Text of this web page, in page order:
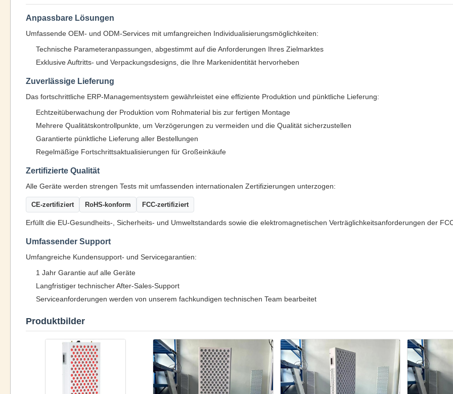
Anpassbare Lösungen
Umfassende OEM- und ODM-Services mit umfangreichen Individualisierungsmöglichkeiten:
Technische Parameteranpassungen, abgestimmt auf die Anforderungen Ihres Zielmarktes
Exklusive Auftritts- und Verpackungsdesigns, die Ihre Markenidentität hervorheben
Zuverlässige Lieferung
Das fortschrittliche ERP-Managementsystem gewährleistet eine effiziente Produktion und pünktliche Lieferung:
Echtzeitüberwachung der Produktion vom Rohmaterial bis zur fertigen Montage
Mehrere Qualitätskontrollpunkte, um Verzögerungen zu vermeiden und die Qualität sicherzustellen
Garantierte pünktliche Lieferung aller Bestellungen
Regelmäßige Fortschrittsaktualisierungen für Großeinkäufe
Zertifizierte Qualität
Alle Geräte werden strengen Tests mit umfassenden internationalen Zertifizierungen unterzogen:
CE-zertifiziert RoHS-konform FCC-zertifiziert
Erfüllt die EU-Gesundheits-, Sicherheits- und Umweltstandards sowie die elektromagnetischen Verträglichkeitsanforderungen der
Umfassender Support
Umfangreiche Kundensupport- und Servicegarantien:
1 Jahr Garantie auf alle Geräte
Langfristiger technischer After-Sales-Support
Serviceanforderungen werden von unserem fachkundigen technischen Team bearbeitet
Produktbilder